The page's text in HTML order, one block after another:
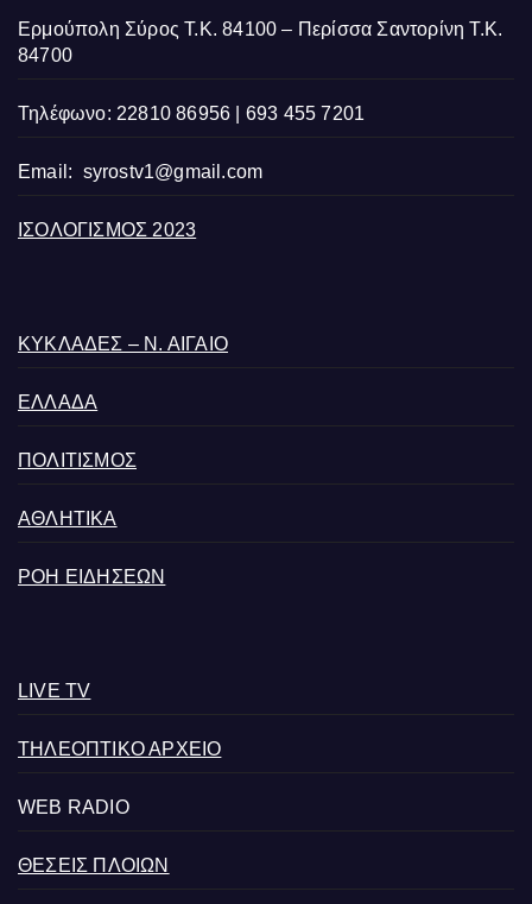
Ερμούπολη Σύρος Τ.Κ. 84100 – Περίσσα Σαντορίνη Τ.Κ.
84700
Τηλέφωνο: 22810 86956 | 693 455 7201
Email: syrostv1@gmail.com
ΙΣΟΛΟΓΙΣΜΟΣ 2023
ΚΥΚΛΑΔΕΣ – Ν. ΑΙΓΑΙΟ
ΕΛΛΑΔΑ
ΠΟΛΙΤΙΣΜΟΣ
ΑΘΛΗΤΙΚΑ
ΡΟΗ ΕΙΔΗΣΕΩΝ
LIVE TV
ΤΗΛΕΟΠΤΙΚΟ ΑΡΧΕΙΟ
WEB RADIO
ΘΕΣΕΙΣ ΠΛΟΙΩΝ